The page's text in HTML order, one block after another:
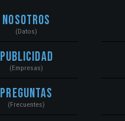
Nosotros
(Datos)
Publicidad
(Empresas)
Preguntas
(Frecuentes)